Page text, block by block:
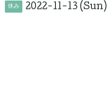
休み 2022-11-13 (Sun)